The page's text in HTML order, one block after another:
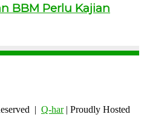
BBM Perlu Kajian
| Q-har| Proudly Hosted